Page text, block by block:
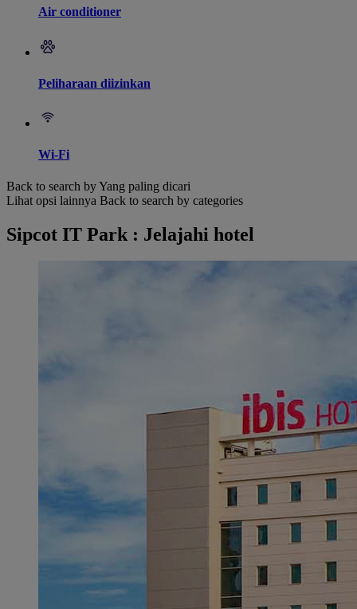
Air conditioner
Peliharaan diizinkan
Wi-Fi
Back to search by Yang paling dicari
Lihat opsi lainnya Back to search by categories
Sipcot IT Park : Jelajahi hotel